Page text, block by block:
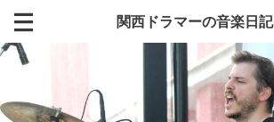
関西ドラマーの音楽日記